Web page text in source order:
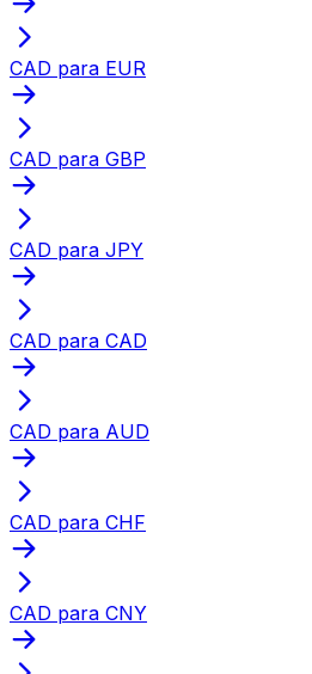
CAD para EUR
CAD para GBP
CAD para JPY
CAD para CAD
CAD para AUD
CAD para CHF
CAD para CNY